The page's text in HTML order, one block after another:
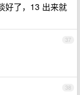
好了，13 出来就
37
38